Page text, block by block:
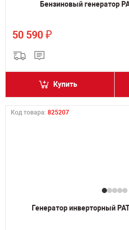
Бензиновый генератор
50 590 ₽
Купить
Код товара: 825207
Генератор инверторный